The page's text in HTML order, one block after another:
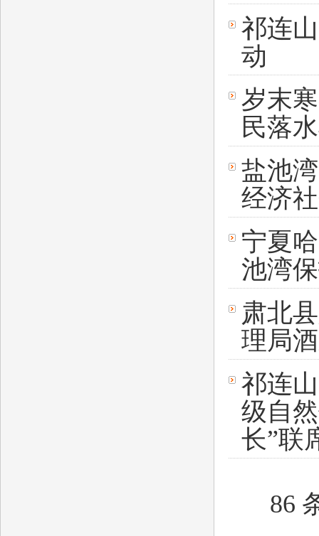
祁连
动
岁末
民落
盐池
经济
宁夏
池湾
肃北
理局
祁连
级自
长”联
86